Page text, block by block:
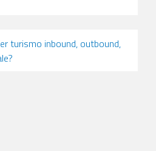
turismo inbound, outbound,